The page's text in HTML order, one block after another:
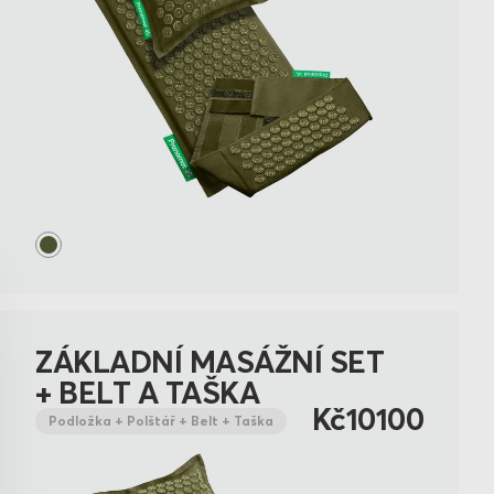
ZÁKLADNÍ MASÁŽNÍ SET
+ BELT A TAŠKA
Podložka + Polštář + Belt + Taška Kč10100